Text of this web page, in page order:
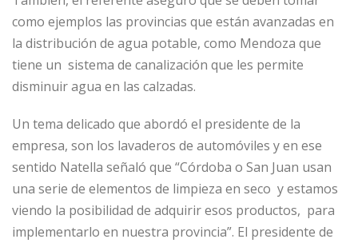
como ejemplos las provincias que están avanzadas en
la distribución de agua potable, como Mendoza que
tiene un sistema de canalización que les permite
disminuir agua en las calzadas.
Un tema delicado que abordó el presidente de la
empresa, son los lavaderos de automóviles y en ese
sentido Natella señaló que “Córdoba o San Juan usan
una serie de elementos de limpieza en seco y estamos
viendo la posibilidad de adquirir esos productos, para
implementarlo en nuestra provincia”. El presidente de